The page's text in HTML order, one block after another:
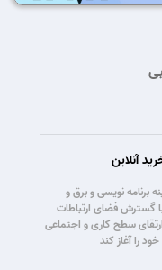
آنلاین
برنامه نویسی و برق و
کرد. با گسترش فضای ارتباطات
سطح کاری و اجتماعی
را آغاز کند